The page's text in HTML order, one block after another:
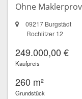
Ohne
09217 Burgstädt
Rochlitzer 12
249.000,00 €
Kaufpreis
260 m²
Grundstück